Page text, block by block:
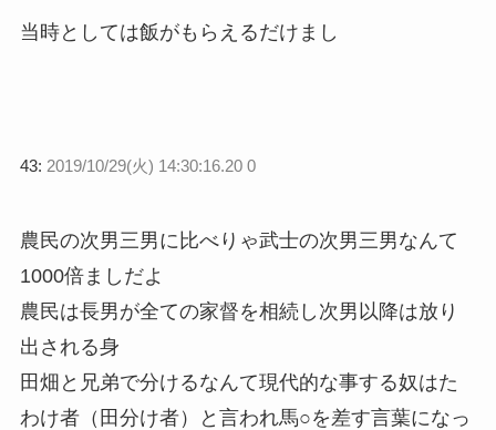
当時としては飯がもらえるだけまし
43: 2019/10/29(火) 14:30:16.20 0
農民の次男三男に比べりゃ武士の次男三男なんて
1000倍ましだよ
農民は長男が全ての家督を相続し次男以降は放り
出される身
田畑と兄弟で分けるなんて現代的な事する奴はた
わけ者（田分け者）と言われ馬○を差す言葉になっ